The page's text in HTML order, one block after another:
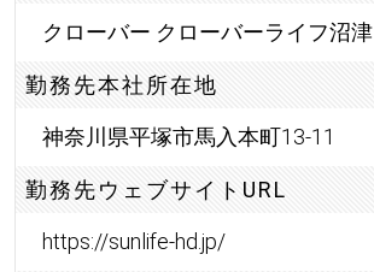
クローバー クローバーライフ沼津
勤務先本社所在地
神奈川県平塚市馬入本町13-11
勤務先ウェブサイトURL
https://sunlife-hd.jp/